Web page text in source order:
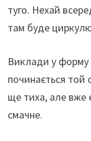
туго. Нехай
там буде
Виклади у форму
починається той
ще тиха, але вже
смачне.